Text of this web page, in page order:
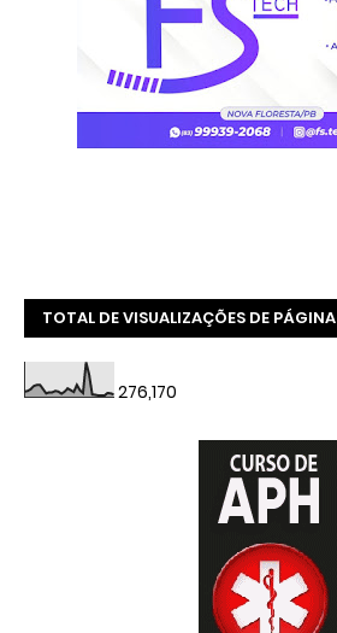
TOTAL DE VISUALIZAÇÕES DE PÁGINA
276,170